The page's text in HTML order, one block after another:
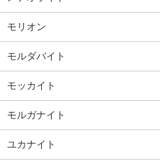
モリオン
モルダバイト
モッカイト
モルガナイト
ユカナイト